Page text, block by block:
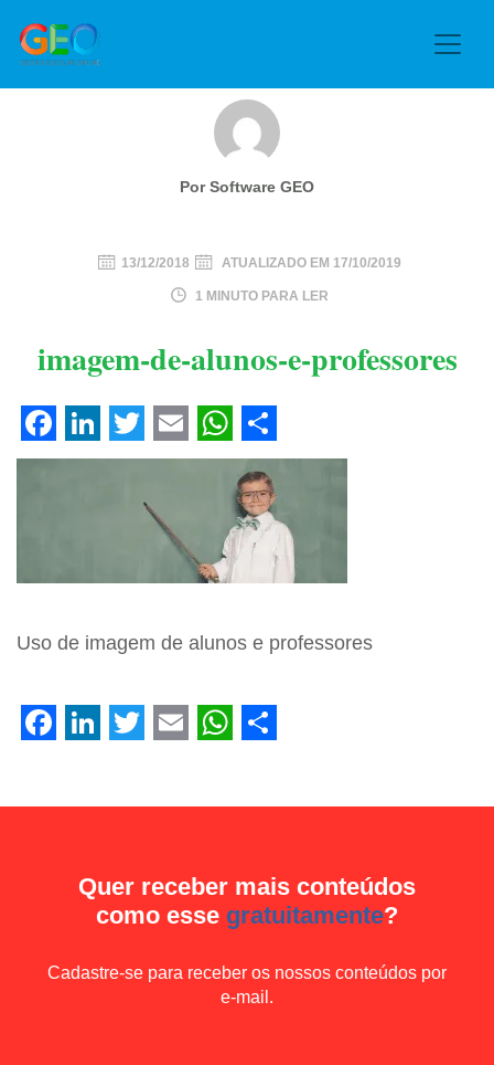
Por Software GEO
13/12/2018 ATUALIZADO EM 17/10/2019
1 MINUTO PARA LER
imagem-de-alunos-e-professores
Facebook
LinkedIn
Twitter
EmailWhatsApp
Share
Uso de imagem de alunos e professores
Quer receber mais conteúdos
como esse gratuitamente?
Cadastre-se para receber os nossos conteúdos por
e-mail.